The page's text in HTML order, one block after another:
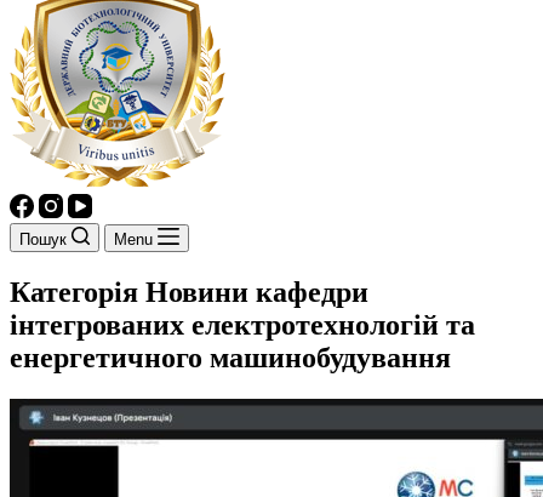
Пошук Menu
Категорія Новини кафедри
інтегрованих електротехнологій та
енергетичного машинобудування